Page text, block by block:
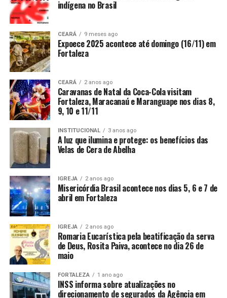
indígena no Brasil
CEARÁ 9 meses ago
Expoece 2025 acontece até domingo (16/11) em
Fortaleza
CEARÁ 2 anos ago
Caravanas de Natal da Coca-Cola visitam
Fortaleza, Maracanaú e Maranguape nos dias 8,
9, 10 e 11/11
INSTITUCIONAL 3 anos ago
A luz que ilumina e protege: os benefícios das
Velas de Cera de Abelha
IGREJA 2 anos ago
Misericórdia Brasil acontece nos dias 5, 6 e 7 de
abril em Fortaleza
IGREJA 2 anos ago
Romaria Eucarística pela beatificação da serva
de Deus, Rosita Paiva, acontece no dia 26 de
maio
FORTALEZA 1 ano ago
INSS informa sobre atualizações no
direcionamento de segurados da Agência em